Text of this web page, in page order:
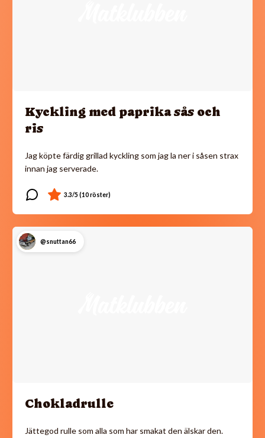
Kyckling med paprika sås och
ris
Jag köpte färdig grillad kyckling som jag la ner i såsen strax
innan jag serverade.
@snuttan66
Chokladrulle
Jättegod rulle som alla som har smakat den älskar den.